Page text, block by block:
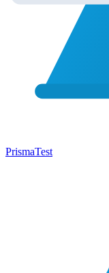
PrismaTest